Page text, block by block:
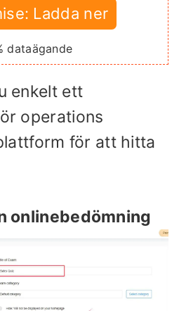
Ladda ner
dataägande
enkelt ett
operations
för att hitta
onlinebedömning